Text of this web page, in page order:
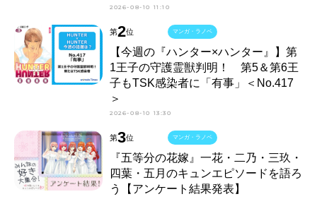
2026-08-10 11:10
第2位
【今週の『ハンター×ハンター』】第
1王子の守護霊獣判明！ 第5＆第6王
子もTSK感染者に「有事」＜No.417
＞
2026-08-10 13:30
マンガ・ラノベ
第3位
『五等分の花嫁』一花・二乃・三玖・
四葉・五月のキュンエピソードを語ろ
う【アンケート結果発表】
マンガ・ラノベ